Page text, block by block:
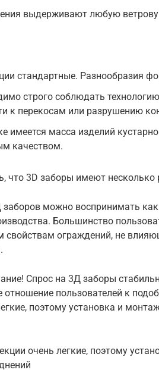
выдерживают любую
стандартные. Разнообразия
строго соблюдать
к перекосам или разрушению
имеется масса изделий
качеством.
что 3D заборы имеют несколько
можно воспринимать как
Большинство
свойствам ограждений, не
Спрос на 3Д заборы
отношение пользователей к
поэтому установка и
очень легкие, поэтому